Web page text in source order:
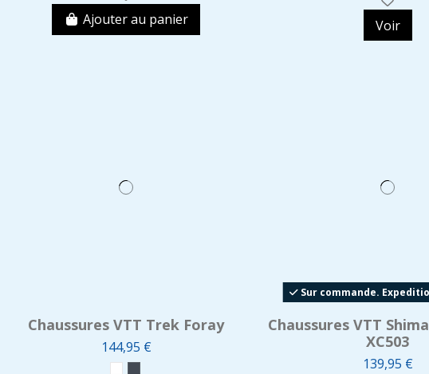
Ajouter au panier Voir
Chaussures VTT Trek Foray
144,95 €
Sur commande.
Chaussures VTT
XC503
139,95 €